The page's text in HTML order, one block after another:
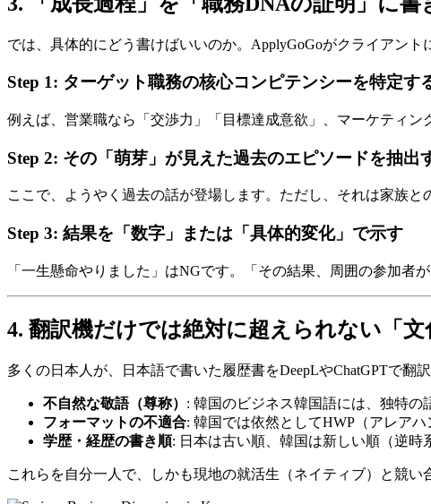
では、具体的にどう書けばいいのか。ApplyGoGoがクライアン
Step 1: ターゲット職務の核心コンピテンシーを特定す
例えば、営業職なら「交渉力」「目標達成意欲」、マーケティン
Step 2: その「萌芽」が見えた過去のエピソードを抽出
ここで、ようやく過去の話が登場します。ただし、それは家族
Step 3: 結果を「数字」または「具体的変化」で示す
「一生懸命やりました」はNGです。「その結果、周囲の参加者
4. 翻訳機だけでは絶対に超えられない「文
多くの日本人が、日本語で書いた履歴書をDeepLやChatGPTで翻
不自然な敬語（尊称） : 韓国のビジネス韓国語には、独特の
フォーマットの不適合: 韓国では依然としてHWP（アレア
学歴・経歴の書き順: 日本は古い順、韓国は新しい順（逆時
これらを自分一人で、しかも現地の就活生（ネイティブ）と競い